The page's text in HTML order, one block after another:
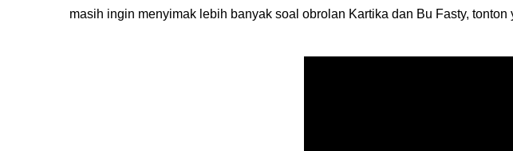
masih ingin menyimak lebih banyak soal obrolan Kartika dan Bu Fasty,